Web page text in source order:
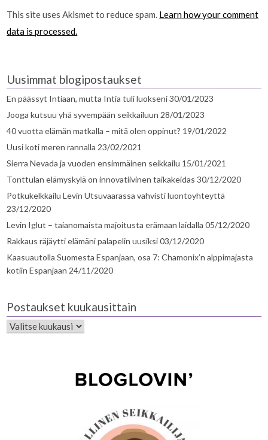
This site uses Akismet to reduce spam. Learn how your comment
data is processed.
Uusimmat blogipostaukset
En päässyt Intiaan, mutta Intia tuli luokseni30/01/2023
Jooga kutsuu yhä syvempään seikkailuun 28/01/2023
40 vuotta elämän matkalla – mitä olen oppinut? 19/01/2022
Uusi koti meren rannalla 23/02/2021
Sierra Nevada ja vuoden ensimmäinen seikkailu 15/01/2021
Tonttulan elämyskylä on innovatiivinen taikakeidas 30/12/2020
Potkukelkkailu Levin Utsuvaarassa vahvisti luontoyhteyttä
23/12/2020
Levin Iglut – taianomaista majoitusta erämaan laidalla 05/12/2020
Rakkaus räjäytti elämäni palapelin uusiksi03/12/2020
Kaasuautolla Suomesta Espanjaan, osa 7: Chamonix’n alppimajasta
kotiin Espanjaan 24/11/2020
Postaukset kuukausittain